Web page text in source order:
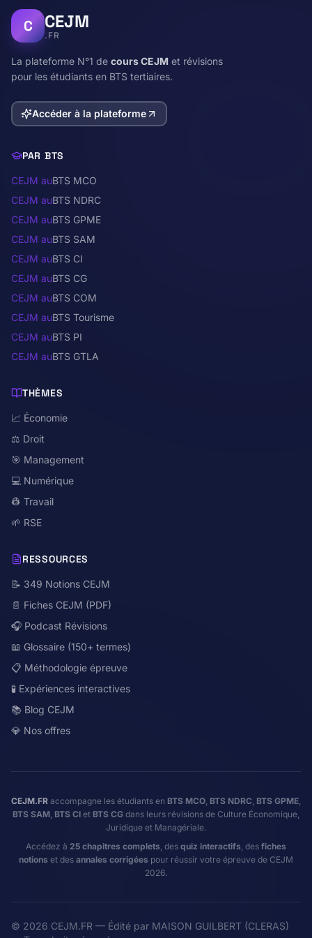
C CEJM
.FR
La plateforme N°1 de cours CEJM et révisions
pour les étudiants en BTS tertiaires.
Accéder à la plateforme
PAR BTS
CEJM auBTS MCO
CEJM auBTS NDRC
CEJM auBTS GPME
CEJM auBTS SAM
CEJM auBTS CI
CEJM auBTS CG
CEJM auBTS COM
CEJM auBTS Tourisme
CEJM auBTS PI
CEJM auBTS GTLA
THÈMES
📈 Économie
⚖️ Droit
🎯 Management
💻 Numérique
👷 Travail
🌱 RSE
RESSOURCES
📝 349 Notions CEJM
📄 Fiches CEJM (PDF)
🎧 Podcast Révisions
📖 Glossaire (150+ termes)
📋 Méthodologie épreuve
🧪 Expériences interactives
📚 Blog CEJM
💎 Nos offres
CEJM.FR accompagne les étudiants en BTS MCO, BTS NDRC, BTS GPME,
BTS SAM, BTS CI et BTS CG dans leurs révisions de Culture Économique,
Juridique et Managériale.
Accédez à 25 chapitres complets, des quiz interactifs, des fiches
notions et des annales corrigées pour réussir votre épreuve de CEJM
2026.
© 2026 CEJM.FR — Édité par MAISON GUILBERT (CLERAS)